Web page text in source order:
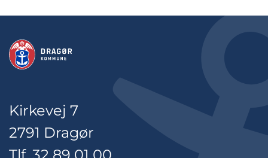
Kirkevej 7
2791 Dragør